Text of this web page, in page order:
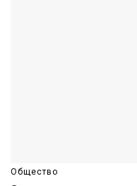
Общество